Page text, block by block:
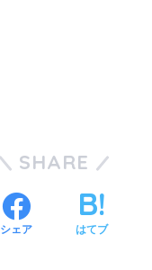
SHARE
シェア はてブ